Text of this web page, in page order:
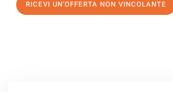
RICEVI UN'OFFERTA NON VINCOLANTE